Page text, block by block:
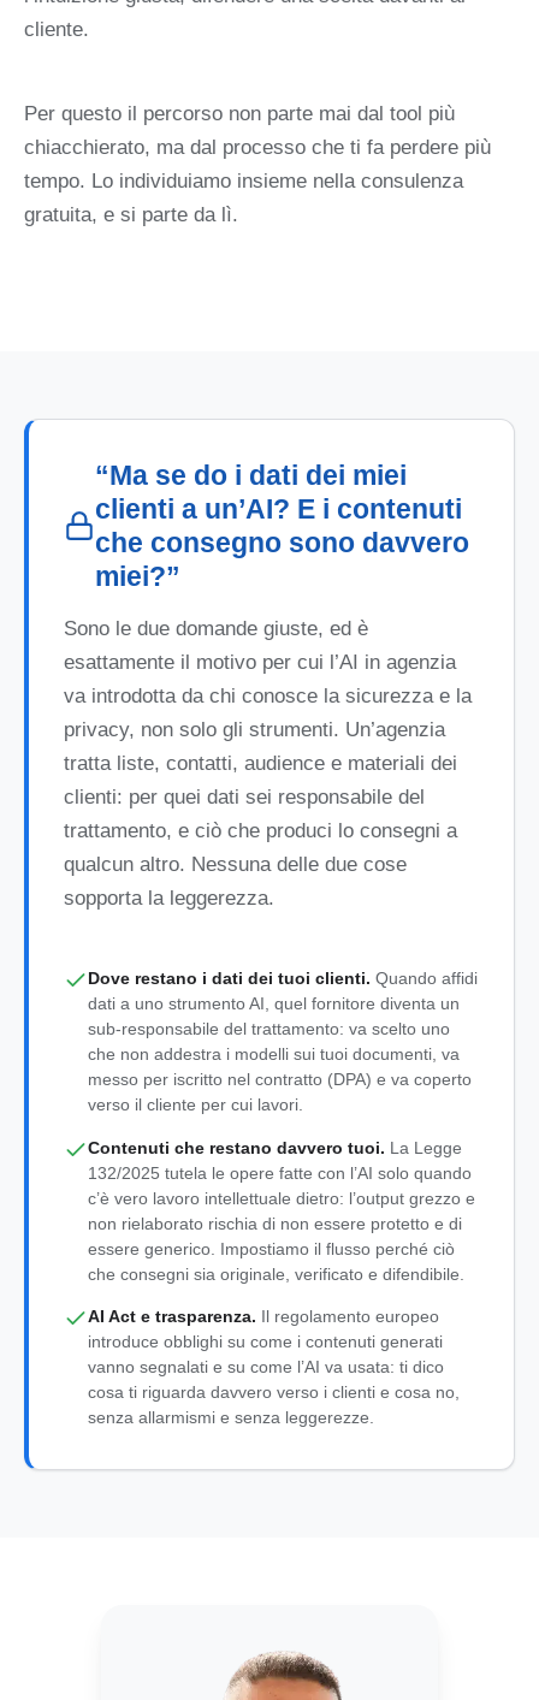
cliente.
Per questo il percorso non parte mai dal tool più
chiacchierato, ma dal processo che ti fa perdere più
tempo. Lo individuiamo insieme nella consulenza
gratuita, e si parte da lì.
“Ma se do i dati dei miei
clienti a un’AI? E i contenuti
che consegno sono davvero
miei?”
Sono le due domande giuste, ed è
esattamente il motivo per cui l’AI in agenzia
va introdotta da chi conosce la sicurezza e la
privacy, non solo gli strumenti. Un’agenzia
tratta liste, contatti, audience e materiali dei
clienti: per quei dati sei responsabile del
trattamento, e ciò che produci lo consegni a
qualcun altro. Nessuna delle due cose
sopporta la leggerezza.
Dove restano i dati dei tuoi clienti. Quando affidi
dati a uno strumento AI, quel fornitore diventa un
sub-responsabile del trattamento: va scelto uno
che non addestra i modelli sui tuoi documenti, va
messo per iscritto nel contratto (DPA) e va coperto
verso il cliente per cui lavori.
Contenuti che restano davvero tuoi. La Legge
132/2025 tutela le opere fatte con l’AI solo quando
c’è vero lavoro intellettuale dietro: l’output grezzo e
non rielaborato rischia di non essere protetto e di
essere generico. Impostiamo il flusso perché ciò
che consegni sia originale, verificato e difendibile.
AI Act e trasparenza. Il regolamento europeo
introduce obblighi su come i contenuti generati
vanno segnalati e su come l’AI va usata: ti dico
cosa ti riguarda davvero verso i clienti e cosa no,
senza allarmismi e senza leggerezze.